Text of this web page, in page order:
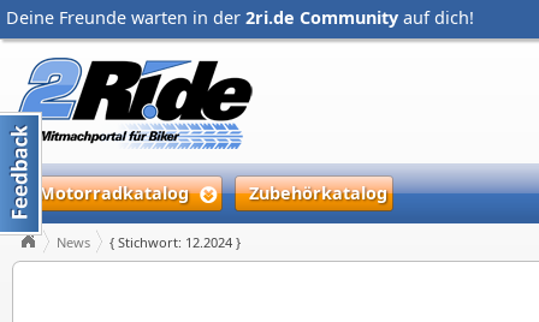
Deine Freunde warten in der 2ri.de Community auf dich!
Motorradkatalog Zubehörkatalog
News { Stichwort: 12.2024 }